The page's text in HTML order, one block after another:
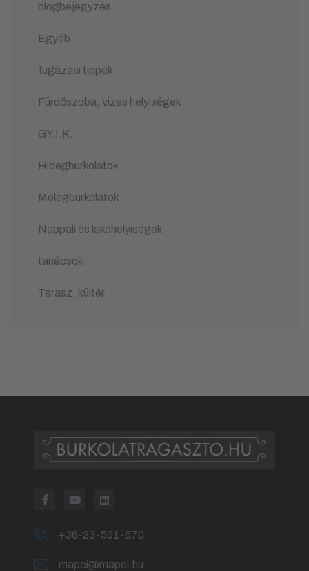
blogbejegyzés
Egyéb
fugázási tippek
Fürdőszoba, vizes helyiségek
GY.I.K.
Hidegburkolatok
Melegburkolatok
Nappali és lakóhelyiségek
tanácsok
Terasz, kültér
+36-23-501-670
mapei@mapei.hu